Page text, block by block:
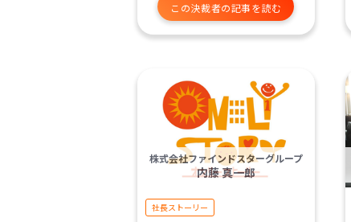
この決裁者の記事を読む
株式会社ファインドスターグループ
内藤 真一郎
社長ストーリー